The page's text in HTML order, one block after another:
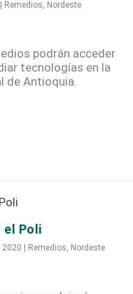
| Remedios Nordeste
podrán acceder
tecnologías en la
de Antioquia.
el Poli
2020 Remedios, Nordeste